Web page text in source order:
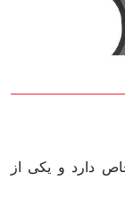
دارد و یکی از